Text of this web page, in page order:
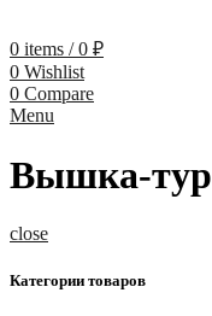
0 items / 0 ₽
0 Wishlist
0 Compare
Menu
Вышка-
close
Категории товаров